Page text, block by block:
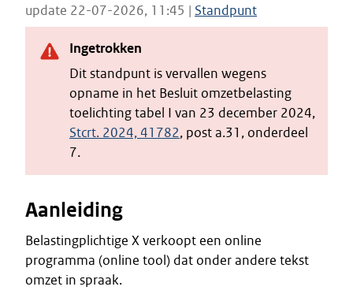
update 22-07-2026, 11:45 | Standpunt
Ingetrokken
Dit standpunt is vervallen wegens
opname in het Besluit omzetbelasting
toelichting tabel I van 23 december 2024,
Stcrt. 2024, 41782, post a.31, onderdeel
7.
Aanleiding
Belastingplichtige X verkoopt een online
programma (online tool) dat onder andere tekst
omzet in spraak.